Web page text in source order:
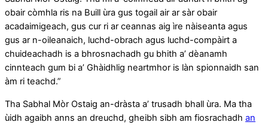
obair còmhla ris na Buill ùra gus togail air ar sàr obair
acadaimigeach, gus cur ri ar ceannas aig ìre nàiseanta agus
gus ar n-oileanaich, luchd-obrach agus luchd-compàirt a
chuideachadh is a bhrosnachadh gu bhith a’ dèanamh
cinnteach gum bi a’ Ghàidhlig neartmhor is làn spionnaidh san
àm ri teachd.”
Tha Sabhal Mòr Ostaig an-dràsta a’ trusadh bhall ùra. Ma tha
ùidh agaibh anns an dreuchd, gheibh sibh am fiosrachadh an